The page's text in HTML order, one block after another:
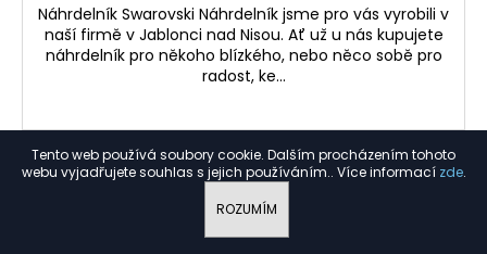
Tento web používá soubory cookie. Dalším procházením tohoto
webu vyjadřujete souhlas s jejich používáním.. Více informací zde.
ROZUMÍM
Náhrdelník Swarovski Náhrdelník jsme pro vás vyrobili v
naší firmě v Jablonci nad Nisou. Ať už u nás kupujete
náhrdelník pro někoho blízkého, nebo něco sobě pro
radost, ke...
Kód:FABOS556